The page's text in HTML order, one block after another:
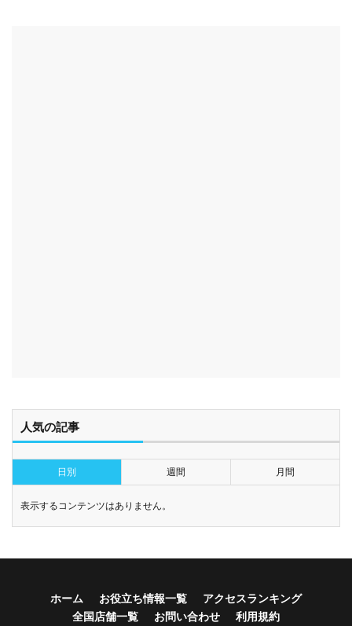
人気の記事
日別 週間 月間
表示するコンテンツはありません。
ホーム お役立ち情報一覧
アクセスランキング
全国店舗一覧
お問い合わせ 利用規約